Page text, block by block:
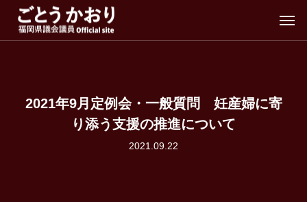
2021年9月定例会・一般質問 妊産婦に寄
り添う支援の推進について
2021.09.22